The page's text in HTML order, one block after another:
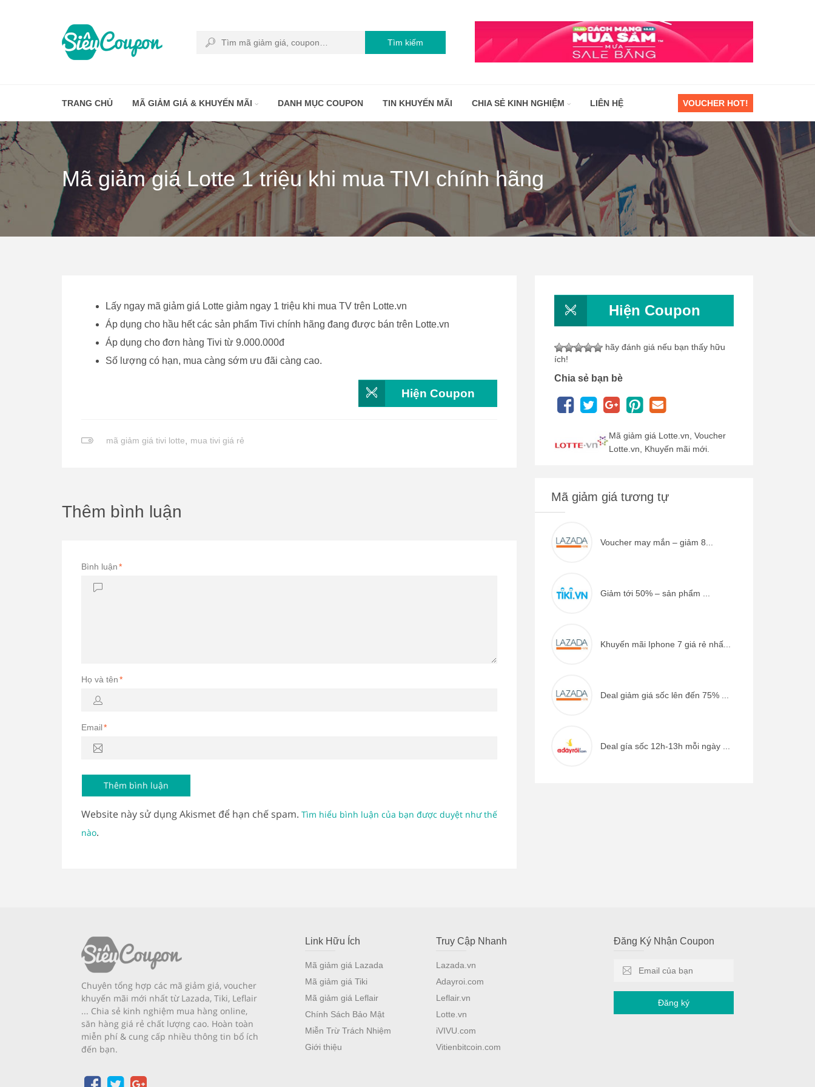
Tìm kiếm
TRANG CHỦ MÃ GIẢM GIÁ & KHUYẾN MÃI DANH MỤC COUPON TIN KHUYẾN MÃI CHIA SẺ KINH NGHIỆM LIÊN HỆ VOUCHER HOT!
Mã giảm giá Lotte 1 triệu khi mua TIVI chính hãng
Lấy ngay mã giảm giá Lotte giảm ngay 1 triệu khi mua TV trên Lotte.vn
Áp dụng cho hầu hết các sản phẩm Tivi chính hãng đang được bán trên Lotte.vn
Áp dụng cho đơn hàng Tivi từ 9.000.000đ
Số lượng có hạn, mua càng sớm ưu đãi càng cao.
Hiện Coupon
mã giảm giá tivi lotte, mua tivi giá rẻ
Thêm bình luận
Bình luận*
Họ và tên*
Email*
Website này sử dụng Akismet để hạn chế spam. Tìm hiểu bình luận của bạn được duyệt như thế
nào.
Hiện Coupon
hãy đánh giá nếu bạn thấy hữu
ích!
Chia sẻ bạn bè
Mã giảm giá Lotte.vn, Voucher
Lotte.vn, Khuyến mãi mới.
Mã giảm giá tương tự
Voucher may mắn – giảm 8...
Giảm tới 50% – sản phẩm ...
Khuyến mãi Iphone 7 giá rẻ nhấ...
Deal giảm giá sốc lên đến 75% ...
Deal gía sốc 12h-13h mỗi ngày ...
Chuyên tổng hợp các mã giảm giá, voucher
khuyến mãi mới nhất từ Lazada, Tiki, Leflair
... Chia sẻ kinh nghiệm mua hàng online,
săn hàng giá rẻ chất lượng cao. Hoàn toàn
miễn phí & cung cấp nhiều thông tin bổ ích
đến bạn.
Link Hữu Ích
Mã giảm giá Lazada
Mã giảm giá Tiki
Mã giảm giá Leflair
Chính Sách Bảo Mật
Miễn Trừ Trách Nhiệm
Giới thiệu
Truy Cập Nhanh
Lazada.vn
Adayroi.com
Leflair.vn
Lotte.vn
iVIVU.com
Vitienbitcoin.com
Đăng Ký Nhận Coupon
Đăng ký